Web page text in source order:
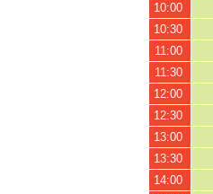
10:00
10:30
11:00
11:30
12:00
12:30
13:00
13:30
14:00